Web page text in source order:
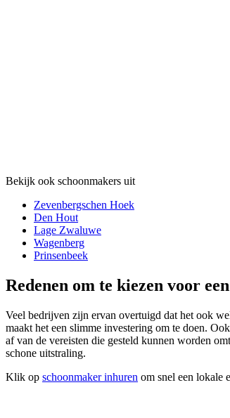
Bekijk ook schoonmakers uit
Zevenbergschen Hoek
Den Hout
Lage Zwaluwe
Wagenberg
Prinsenbeek
Redenen om te kiezen voor
Veel bedrijven zijn ervan overtuigd dat het ook
maakt het een slimme investering om te doen.
af van de vereisten die gesteld kunnen worden
schone uitstraling.
Klik op schoonmaker inhuren om snel een lokale